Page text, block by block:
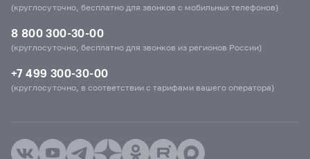
(круглосуточно, бесплатно для звонков с мобильных телефонов)
8 800 300-30-00
(круглосуточно, бесплатно для звонков из регионов России)
+7 499 300-30-00
(круглосуточно, в соответствии с тарифами вашего оператора)